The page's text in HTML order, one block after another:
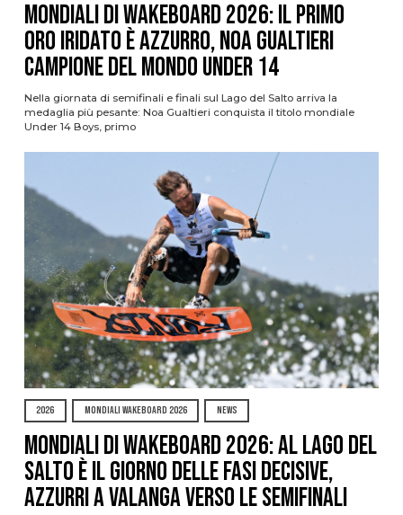
Mondiali di Wakeboard 2026: il primo
oro iridato è azzurro, Noa Gualtieri
campione del mondo Under 14
Nella giornata di semifinali e finali sul Lago del Salto arriva la
medaglia più pesante: Noa Gualtieri conquista il titolo mondiale
Under 14 Boys, primo
2026 MONDIALI WAKEBOARD 2026 NEWS
Mondiali di Wakeboard 2026: al Lago del
Salto è il giorno delle fasi decisive,
azzurri a valanga verso le semifinali